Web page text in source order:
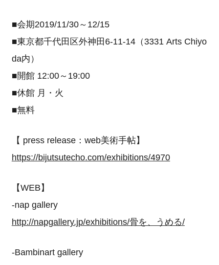
■会期2019/11/30～12/15
■東京都千代田区外神田6-11-14（3331 Arts Chiyo
da内）
■開館 12:00～19:00
■休館 月・火
■無料
【 press release：web美術手帖】
https://bijutsutecho.com/exhibitions/4970
【WEB】
-nap gallery
http://napgallery.jp/exhibitions/骨を、うめる/
-Bambinart gallery